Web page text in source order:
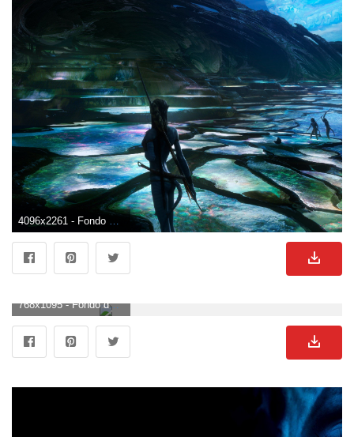
768x1095 - Fondo de pantalla de 768x1095. Wallpaper de Avatar.